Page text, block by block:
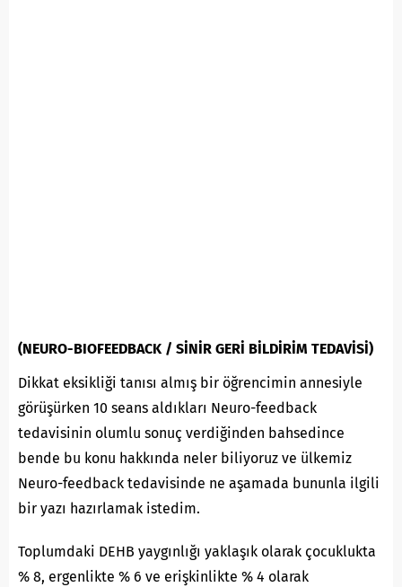
(NEURO-BIOFEEDBACK / SİNİR GERİ BİLDİRİM TEDAVİSİ)
Dikkat eksikliği tanısı almış bir öğrencimin annesiyle
görüşürken 10 seans aldıkları Neuro-feedback
tedavisinin olumlu sonuç verdiğinden bahsedince
bende bu konu hakkında neler biliyoruz ve ülkemiz
Neuro-feedback tedavisinde ne aşamada bununla ilgili
bir yazı hazırlamak istedim.
Toplumdaki DEHB yaygınlığı yaklaşık olarak çocuklukta
% 8, ergenlikte % 6 ve erişkinlikte % 4 olarak